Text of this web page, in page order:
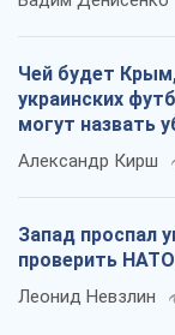
Чей будет
украинских
могут назвать
Александр Кирш
Запад проспал
проверить
Леонид Невзлин